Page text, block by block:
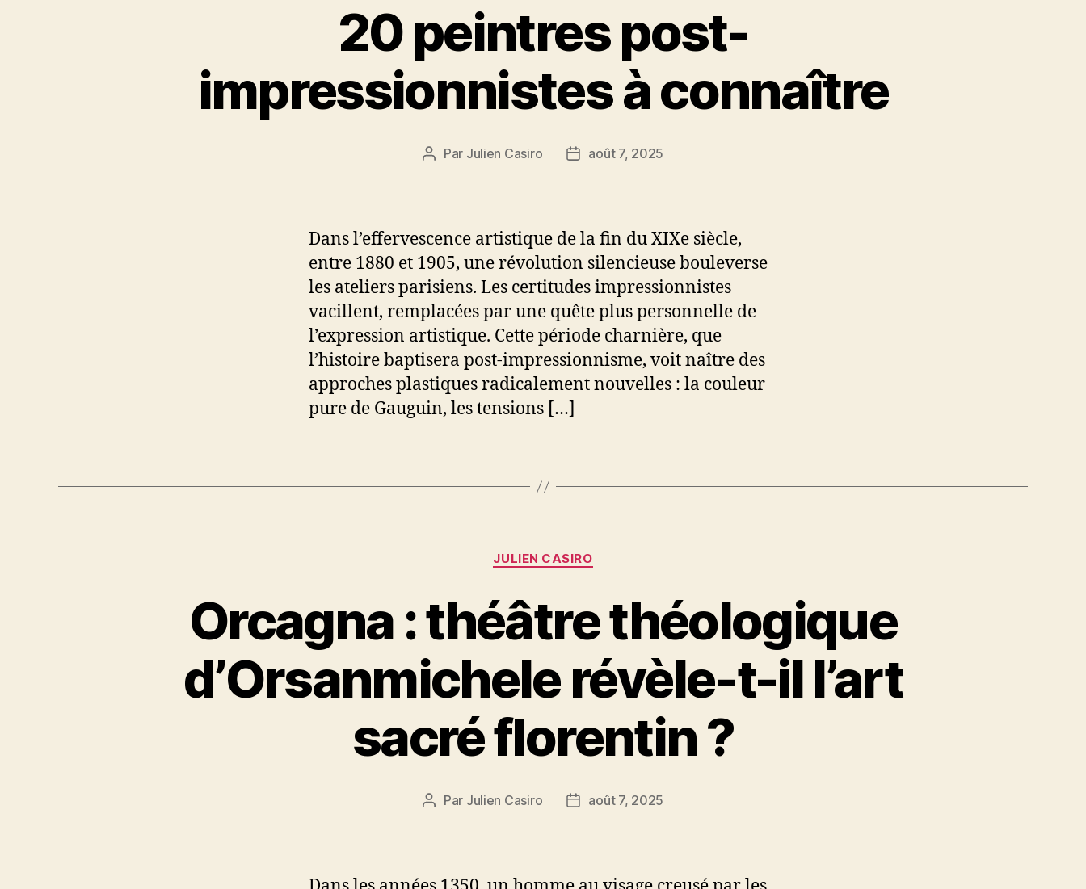
20 peintres post-
impressionnistes à connaître
Auteur
Par Julien Casiro
Dateaoût 7, 2025
Dans l’effervescence artistique de la fin du XIXe siècle,
entre 1880 et 1905, une révolution silencieuse bouleverse
les ateliers parisiens. Les certitudes impressionnistes
vacillent, remplacées par une quête plus personnelle de
l’expression artistique. Cette période charnière, que
l’histoire baptisera post-impressionnisme, voit naître des
approches plastiques radicalement nouvelles : la couleur
pure de Gauguin, les tensions […]
Catégories
JULIEN CASIRO
Orcagna : théâtre théologique
d’Orsanmichele révèle-t-il l’art
sacré florentin ?
Auteur
Par Julien Casiro
Dateaoût 7, 2025